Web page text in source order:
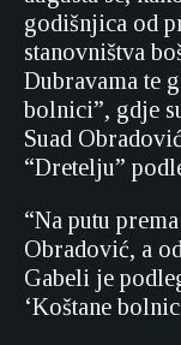
godišnjica od
stanovništva
Dubravama te
bolnici”, gdje
Suad
“Dretelju”
“Na putu
Obradović, a
Gabeli je
‘Koštane